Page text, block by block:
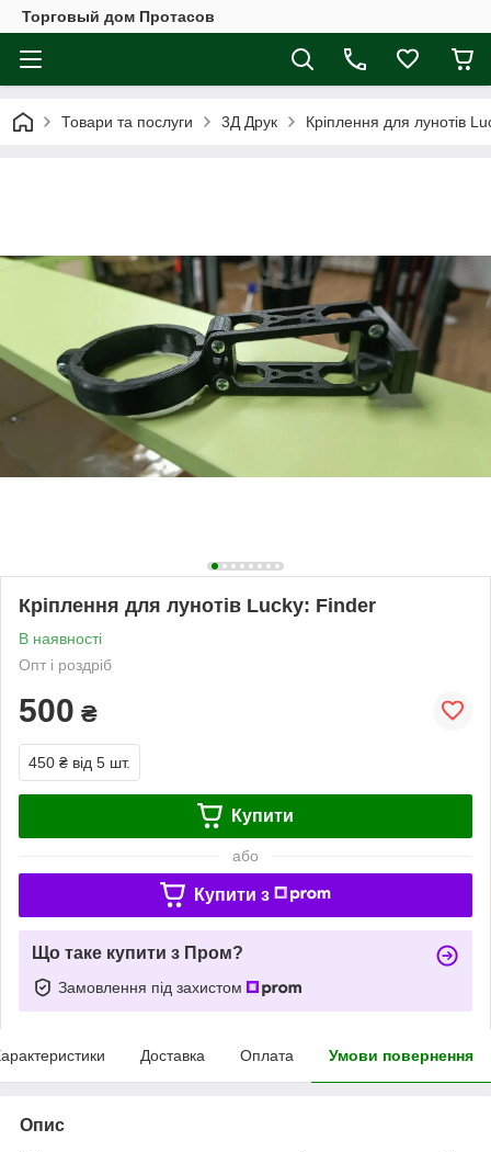
Торговый дом Протасов
Товари та послуги 3Д Друк Кріплення для лунотів
Кріплення для лунотів Lucky: Finder
В наявності
Опт і роздріб
500 ₴
450 ₴ від 5 шт.
Купити
або
Купити з
Що таке купити з Пром?
Замовлення під захистом
Доставка Оплата Умови повернення
Опис